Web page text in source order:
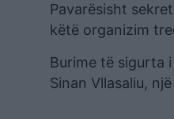
Pavarësisht
këtë organizim
Burime të sigurta
Sinan Vllasaliu,